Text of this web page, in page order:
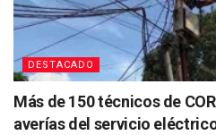
DESTACADO
Más de 150 técnicos de
averías del servicio